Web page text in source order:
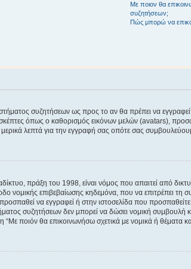
Με ποιον θα
συζητήσεων;
Πώς μπορώ να
συζητήσεων ως προς το αν θα πρέπει να
όπως ο καθορισμός εικόνων μελών (avatars),
λεπτά για την εγγραφή σας οπότε σας
πράξη του 1998, είναι νόμος που απαιτεί από
νομικής επιβεβαίωσης κηδεμόνα, που να επιτρέπει
να εγγραφεί ή στην ιστοσελίδα που
συζητήσεων δεν μπορεί να δώσει νομική συμβουλή
“Με ποιόν θα επικοινωνήσω σχετικά με νομικά ή